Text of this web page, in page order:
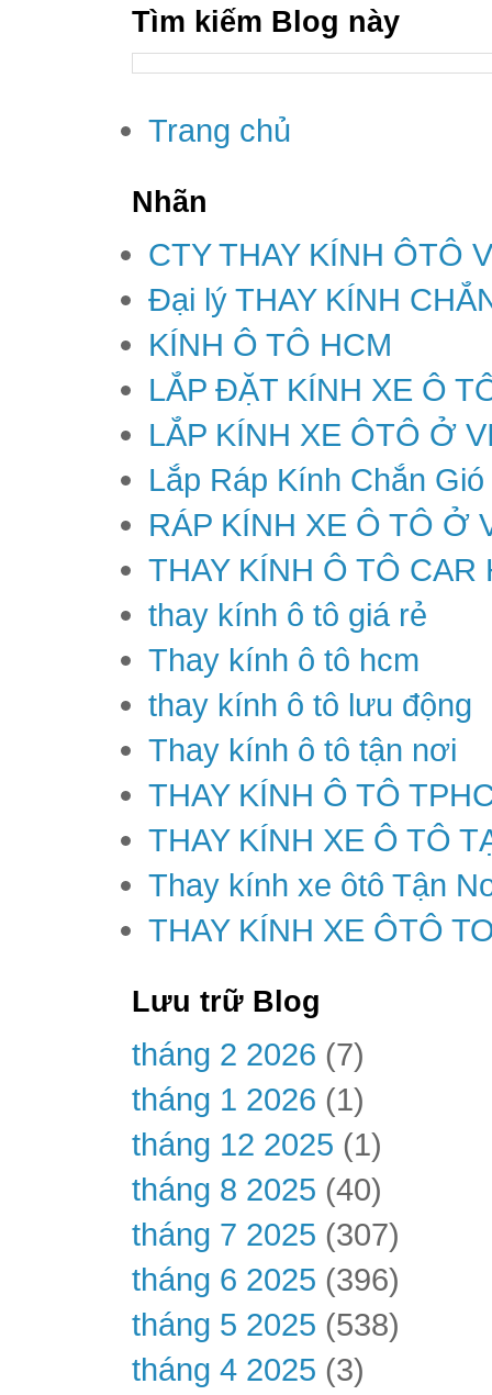
Tìm kiếm Blog này
Trang chủ
Nhãn
CTY THAY KÍNH ÔTÔ
Đại lý THAY KÍNH
KÍNH Ô TÔ HCM
LẮP ĐẶT KÍNH XE Ô
LẮP KÍNH XE ÔTÔ Ở
Lắp Ráp Kính Chắn
RÁP KÍNH XE Ô TÔ Ở
THAY KÍNH Ô TÔ CAR
thay kính ô tô giá rẻ
Thay kính ô tô hcm
thay kính ô tô lưu động
Thay kính ô tô tận nơi
THAY KÍNH Ô TÔ
THAY KÍNH XE Ô TÔ
Thay kính xe ôtô Tận
THAY KÍNH XE ÔTÔ
Lưu trữ Blog
tháng 2 2026 (7)
tháng 1 2026 (1)
tháng 12 2025 (1)
tháng 8 2025 (40)
tháng 7 2025 (307)
tháng 6 2025 (396)
tháng 5 2025 (538)
tháng 4 2025 (3)